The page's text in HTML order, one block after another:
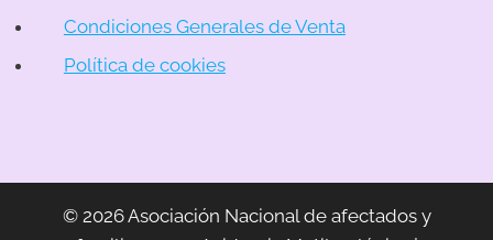
Condiciones Generales de Venta
Política de cookies
© 2026 Asociación Nacional de afectados y